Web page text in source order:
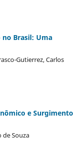
no Brasil: Uma
Gutierrez, Carlos
e Surgimento
de Souza